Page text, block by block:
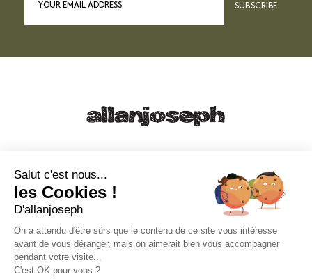
SUBSCRIBE
49, RUE FRANCIS DAVSO - 13001 MARSEILLE
eshop@allanjoseph.com
Salut c'est nous...
les Cookies !
D'allanjoseph
On a attendu d'être sûrs que le contenu de ce site vous intéresse
avant de vous déranger, mais on aimerait bien vous accompagner
pendant votre visite...
C'est OK pour vous ?